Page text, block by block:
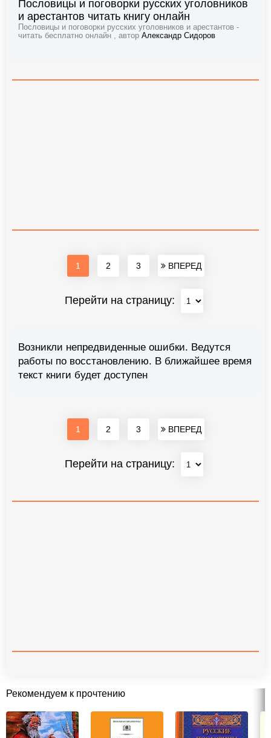
Пословицы и поговорки русских уголовников
и арестантов читать книгу онлайн
Пословицы и поговорки русских уголовников и арестантов -
читать бесплатно онлайн , автор Александр Сидоров
1 2 3 ВПЕРЕД
Перейти на страницу:
Возникли непредвиденные ошибки. Ведутся
работы по восстановлению. В ближайшее время
текст книги будет доступен
1 2 3 ВПЕРЕД
Перейти на страницу:
Рекомендуем к прочтению